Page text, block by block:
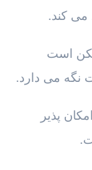
می کند.
است
نگه می دارد.
پذیر